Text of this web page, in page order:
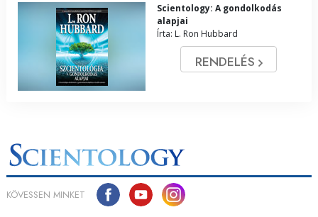
Scientology: A gondolkodás
alapjai
Írta: L. Ron Hubbard
RENDELÉS
KÖVESSEN MINKET